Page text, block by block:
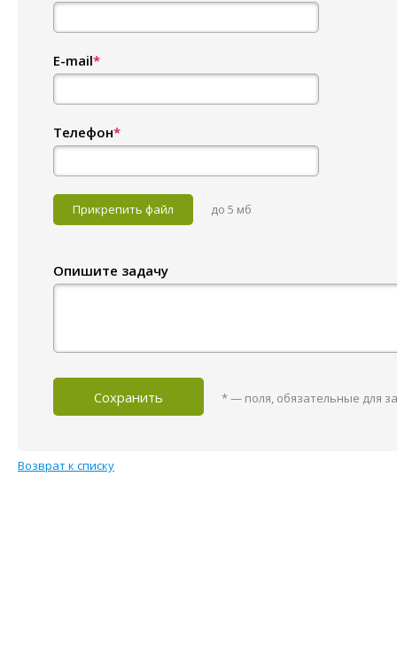
E-mail*
Телефон*
Прикрепить файл до 5 мб
Опишите задачу
Сохранить *— поля, обязательные для
Возврат к списку